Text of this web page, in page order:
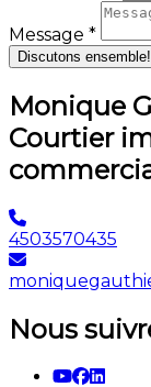
Message *
Discutons ensemble!
Monique
Courtier
4503570435
Nous